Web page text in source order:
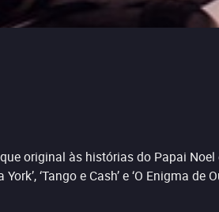
original às histórias do Papai
‘Tango e Cash’ e ‘O Enigma